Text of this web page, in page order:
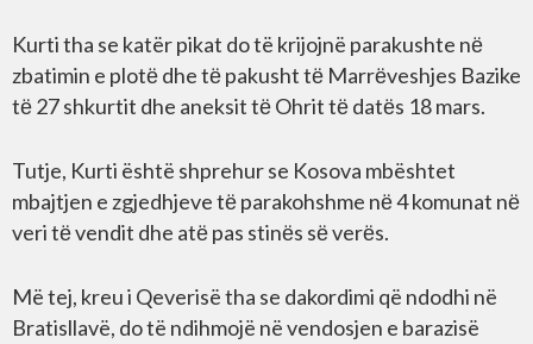
Kurti tha se katër pikat do të krijojnë parakushte nё
zbatimin e plotё dhe tё pakusht tё Marrёveshjes Bazike
tё 27 shkurtit dhe aneksit tё Ohrit tё datёs 18 mars.
Tutje, Kurti është shprehur se Kosova mbështet
mbajtjen e zgjedhjeve tё parakohshme nё 4 komunat nё
veri tё vendit dhe atё pas stinёs sё verёs.
Më tej, kreu i Qeverisë tha se dakordimi që ndodhi në
Bratisllavë, do të ndihmojë në vendosjen e barazisë